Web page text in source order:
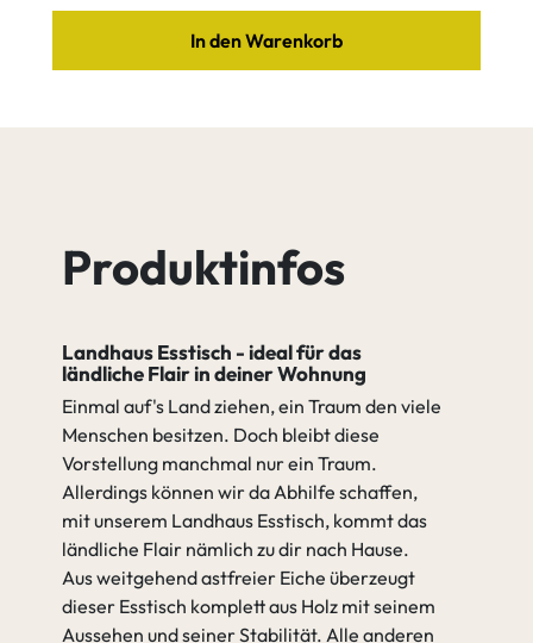
Eiche Tequila Eiche Quartz
Eiche Java Eiche Cognac
Eiche Antik Eiche Amara
gehen zu Spezifikation
In den Warenkorb
Produktinfos
Landhaus Esstisch - ideal für das
ländliche Flair in deiner Wohnung
Einmal auf's Land ziehen, ein Traum den viele
Menschen besitzen. Doch bleibt diese
Vorstellung manchmal nur ein Traum.
Allerdings können wir da Abhilfe schaffen,
mit unserem Landhaus Esstisch, kommt das
ländliche Flair nämlich zu dir nach Hause.
Aus weitgehend astfreier Eiche überzeugt
dieser Esstisch komplett aus Holz mit seinem
Aussehen und seiner Stabilität. Alle anderen